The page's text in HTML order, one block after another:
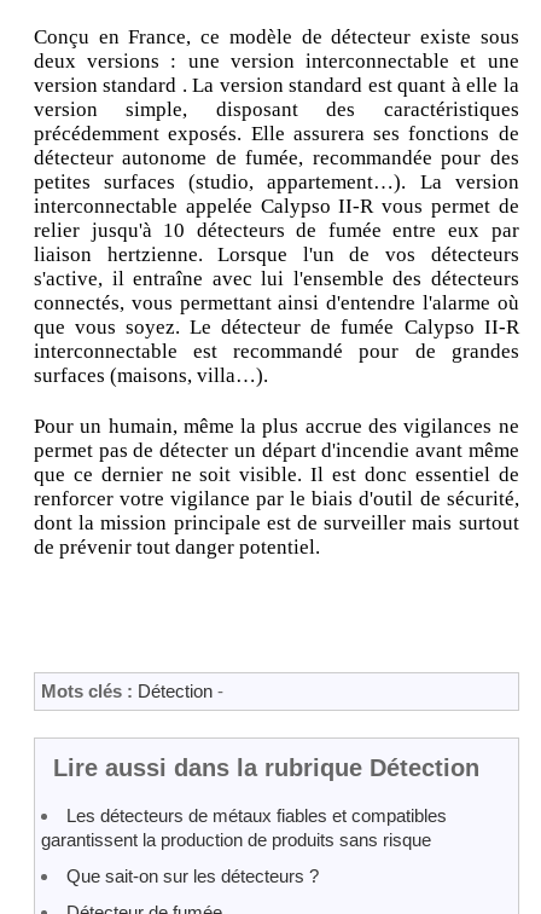
Conçu en France, ce modèle de détecteur existe sous
deux versions : une version interconnectable et une
version standard . La version standard est quant à elle la
version simple, disposant des caractéristiques
précédemment exposés. Elle assurera ses fonctions de
détecteur autonome de fumée, recommandée pour des
petites surfaces (studio, appartement…). La version
interconnectable appelée Calypso II-R vous permet de
relier jusqu'à 10 détecteurs de fumée entre eux par
liaison hertzienne. Lorsque l'un de vos détecteurs
s'active, il entraîne avec lui l'ensemble des détecteurs
connectés, vous permettant ainsi d'entendre l'alarme où
que vous soyez. Le détecteur de fumée Calypso II-R
interconnectable est recommandé pour de grandes
surfaces (maisons, villa…).
Pour un humain, même la plus accrue des vigilances ne
permet pas de détecter un départ d'incendie avant même
que ce dernier ne soit visible. Il est donc essentiel de
renforcer votre vigilance par le biais d'outil de sécurité,
dont la mission principale est de surveiller mais surtout
de prévenir tout danger potentiel.
Mots clés : Détection -
Lire aussi dans la rubrique Détection
Les détecteurs de métaux fiables et compatibles
garantissent la production de produits sans risque
Que sait-on sur les détecteurs ?